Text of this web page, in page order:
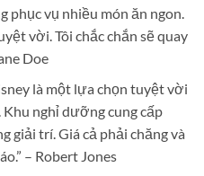
phục vụ nhiều món ăn ngon.
vời. Tôi chắc chắn sẽ quay
Doe
là một lựa chọn tuyệt vời
Khu nghỉ dưỡng cung cấp
giải trí. Giá cả phải chăng và
– Robert Jones